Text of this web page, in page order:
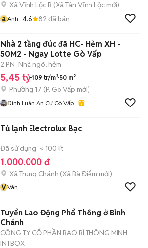
Xã Vĩnh Lộc B (Xã Tân Vĩnh Lộc mới)
a Anh 4.6 82 đã bán
Nhà 2 tầng đúc đã HC- Hẻm XH -
50M2 - Ngay Lotte Gò Vấp
2 PN Nhà ngõ, hẻm
5,45 tỷ 109 tr/m² 50 m²
Phường 17 (P. Gò Vấp mới)
Đình Luân An Cư Gò Vấp
Tủ lạnh Electrolux Bạc
Đã sử dụng < 100 lít
1.000.000 đ
Xã Trung Chánh (Xã Bà Điểm mới)
VVân
Tuyển Lao Động Phổ Thông ở Bình
Chánh
CÔNG TY CỔ PHẦN BAO BÌ THÔNG MINH
INTBOX